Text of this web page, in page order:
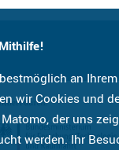
an
wir Cookies und
der uns
werden. Ihr